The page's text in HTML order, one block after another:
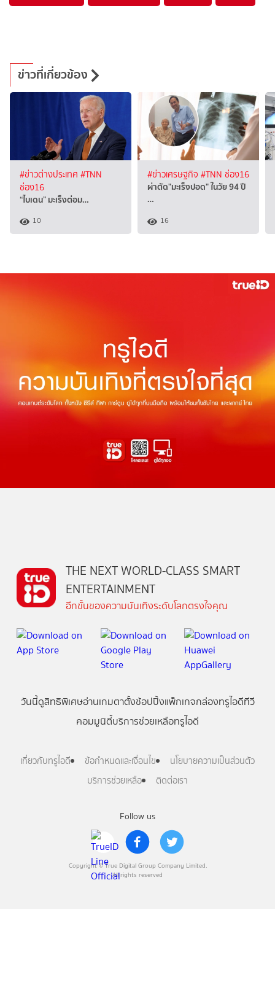
ข่าวที่เกี่ยวข้อง
#ข่าวต่างประเทศ #TNN
ช่อง16
“ไบเดน” มะเร็งต่อม…
10
#ข่าวเศรษฐกิจ #TNN ช่อง16
ผ่าตัด"มะเร็งปอด" ในวัย 94 ปี
…
16
Follow us
Copyright © True Digital Group Company Limited.
All rights reserved
THE NEXT WORLD-CLASS SMART
ENTERTAINMENT
อีกขั้นของความบันเทิงระดับโลกตรงใจคุณ
วันนี้ดูสิทธิพิเศษอ่านเกมตาตั้งช้อปปิ้งแพ็กเกจกล่องทรูไอดีทีวี
คอมมูนิตี้บริการช่วยเหลือทรูไอดี
เกี่ยวกับทรูไอดี ข้อกำหนดและเงื่อนไข
นโยบายความเป็นส่วนตัว
บริการช่วยเหลือ
ติดต่อเรา